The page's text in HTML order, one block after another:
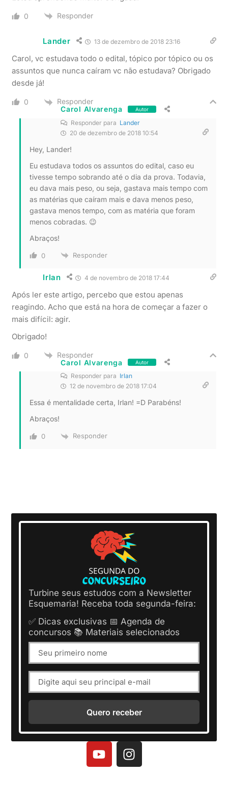
0 Responder
Lander 13 de dezembro de 2018 23:16
Carol, vc estudava todo o edital, tópico por tópico ou os
assuntos que nunca caíram vc não estudava? Obrigado
desde já!
0
Responder
Carol Alvarenga
Autor
Responder para Lander
20 de dezembro de 2018 10:54
Hey, Lander!
Eu estudava todos os assuntos do edital, caso eu
tivesse tempo sobrando até o dia da prova. Todavia,
eu dava mais peso, ou seja, gastava mais tempo com
as matérias que caíram mais e dava menos peso,
gastava menos tempo, com as matéria que foram
menos cobradas. 😉
Abraços!
0 Responder
Irlan 4 de novembro de 2018 17:44
Após ler este artigo, percebo que estou apenas
reagindo. Acho que está na hora de começar a fazer o
mais difícil: agir.
Obrigado!
0
Responder
Carol Alvarenga
Autor
Responder para Irlan
12 de novembro de 2018 17:04
Essa é mentalidade certa, Irlan! =D Parabéns!
Abraços!
0 Responder
Turbine seus estudos com a Newsletter
Esquemaria! Receba toda segunda-feira:
✅ Dicas exclusivas 📅 Agenda de
concursos 📚 Materiais selecionados
Quero receber